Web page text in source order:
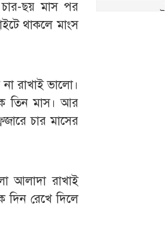
ছয় মাস পর
থাকলে মাংস
না রাখাই ভালো।
তিন মাস। আর
চার মাসের
আলাদা রাখাই
দিন রেখে দিলে